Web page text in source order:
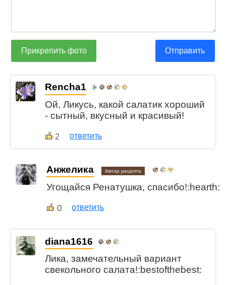
Прикрепить фото Отправить
Rencha1
Ой, Ликусь, какой салатик хороший
- сытный, вкусный и красивый!
2 ответить
Анжелика Автор рецепта
Угощайся Ренатушка, спасибо!:hearth:
0 ответить
diana1616
Лика, замечательный вариант
свекольного салата!:bestofthebest: